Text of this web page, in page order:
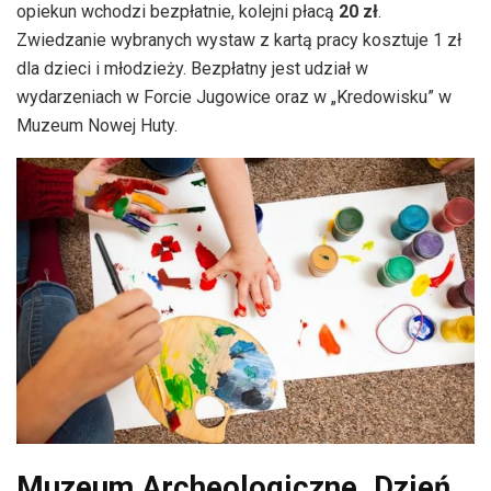
opiekun wchodzi bezpłatnie, kolejni płacą 20 zł.
Zwiedzanie wybranych wystaw z kartą pracy kosztuje 1 zł
dla dzieci i młodzieży. Bezpłatny jest udział w
wydarzeniach w Forcie Jugowice oraz w „Kredowisku” w
Muzeum Nowej Huty.